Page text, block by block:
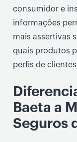
consumidor e
informações
mais assertivas
quais produtos
perfis de
Baeta a
Seguros